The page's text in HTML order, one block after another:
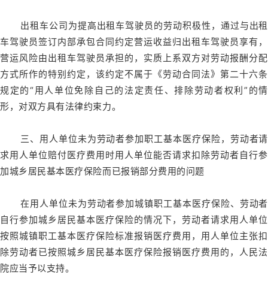
出租车公司为提高出租车驾驶员的劳动积极性，通过与出租
车驾驶员签订内部承包合同约定营运收益归出租车驾驶员享有，
营运风险由出租车驾驶员承担的，实质上系双方对劳动报酬分配
方式所作的特别约定，该约定不属于《劳动合同法》第二十六条
规定的“用人单位免除自己的法定责任、排除劳动者权利”的情
形，对双方具有法律约束力。
三、用人单位未为劳动者参加职工基本医疗保险，劳动者请
求用人单位赔付医疗费用时用人单位能否请求扣除劳动者自行参
加城乡居民基本医疗保险而已报销部分费用的问题
在用人单位未为劳动者参加城镇职工基本医疗保险、劳动者
自行参加城乡居民基本医疗保险的情况下，劳动者请求用人单位
按照城镇职工基本医疗保险标准报销医疗费用，用人单位主张扣
除劳动者已按照城乡居民基本医疗保险报销医疗费用的，人民法
院应当予以支持。